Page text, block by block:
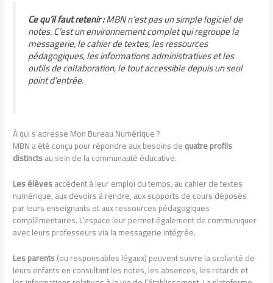
Ce qu’il faut retenir :MBN n’est pas un simple logiciel de
notes. C’est un environnement complet qui regroupe la
messagerie, le cahier de textes, les ressources
pédagogiques, les informations administratives et les
outils de collaboration, le tout accessible depuis un seul
point d’entrée.
À qui s’adresse Mon Bureau Numérique ?
MBN a été conçu pour répondre aux besoins dequatre profils
distinctsau sein de la communauté éducative.
Les élèvesaccèdent à leur emploi du temps, au cahier de textes
numérique, aux devoirs à rendre, aux supports de cours déposés
par leurs enseignants et aux ressources pédagogiques
complémentaires. L’espace leur permet également de communiquer
avec leurs professeurs via la messagerie intégrée.
Les parents(ou responsables légaux) peuvent suivre la scolarité de
leurs enfants en consultant les notes, les absences, les retards et